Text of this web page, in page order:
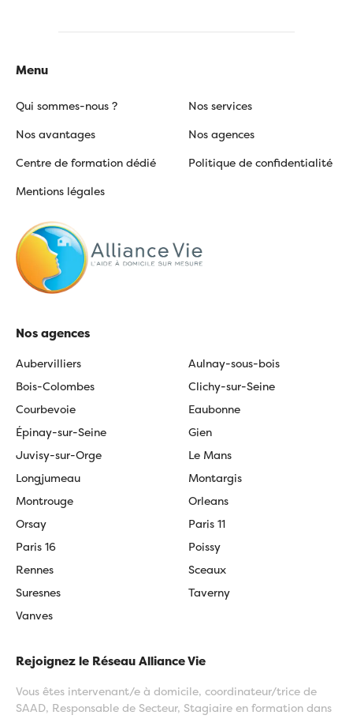
Menu
Qui sommes-nous ?
Nos services
Nos avantages
Nos agences
Centre de formation dédié
Politique de confidentialité
Mentions légales
Nos agences
Aubervilliers
Aulnay-sous-bois
Bois-Colombes
Clichy-sur-Seine
Courbevoie
Eaubonne
Épinay-sur-Seine
Gien
Juvisy-sur-Orge
Le Mans
Longjumeau
Montargis
Montrouge
Orleans
Orsay
Paris 11
Paris 16
Poissy
Rennes
Sceaux
Suresnes
Taverny
Vanves
Rejoignez le Réseau Alliance Vie
Vous êtes intervenant/e à domicile, coordinateur/trice de
SAAD, Responsable de Secteur, Stagiaire en formation dans